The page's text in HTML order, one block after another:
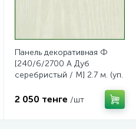
Панель декоративная Ф
[240/6/2700 A Дуб
серебристый / М] 2.7 м. (уп.
2 050 тенге /шт